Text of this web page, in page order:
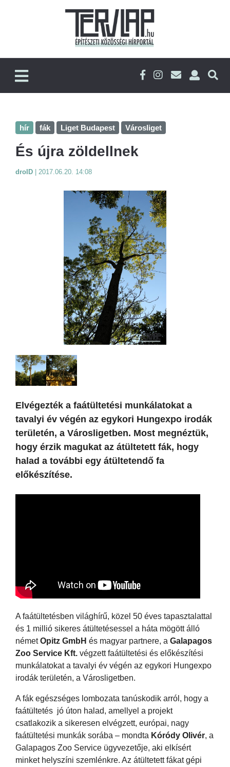
hír fák Liget Budapest Városliget
És újra zöldellnek
droID 2017.06.20. 14:08
Elvégezték a faátültetési munkálatokat a
tavalyi év végén az egykori Hungexpo irodák
területén, a Városligetben. Most megnéztük,
hogy érzik magukat az átültetett fák, hogy
halad a további egy átültetendő fa
előkészítése.
A faátültetésben világhírű, közel 50 éves tapasztalattal
és 1 millió sikeres átültetésessel a háta mögött álló
németOpitz GmbH és magyar partnere, a Galapagos
Zoo Service Kft. végzett faátültetési és előkészítési
munkálatokat a tavalyi év végén az egykori Hungexpo
irodák területén, a Városligetben.
A fák egészséges lombozata tanúskodik arról, hogy a
faátültetés jó úton halad, amellyel a projekt
csatlakozik a sikeresen elvégzett, európai, nagy
faátültetési munkák sorába – mondta Kóródy Olivér, a
Galapagos Zoo Service ügyvezetője, aki elkísért
minket helyszíni szemlénkre. Az átültetett fákat gépi